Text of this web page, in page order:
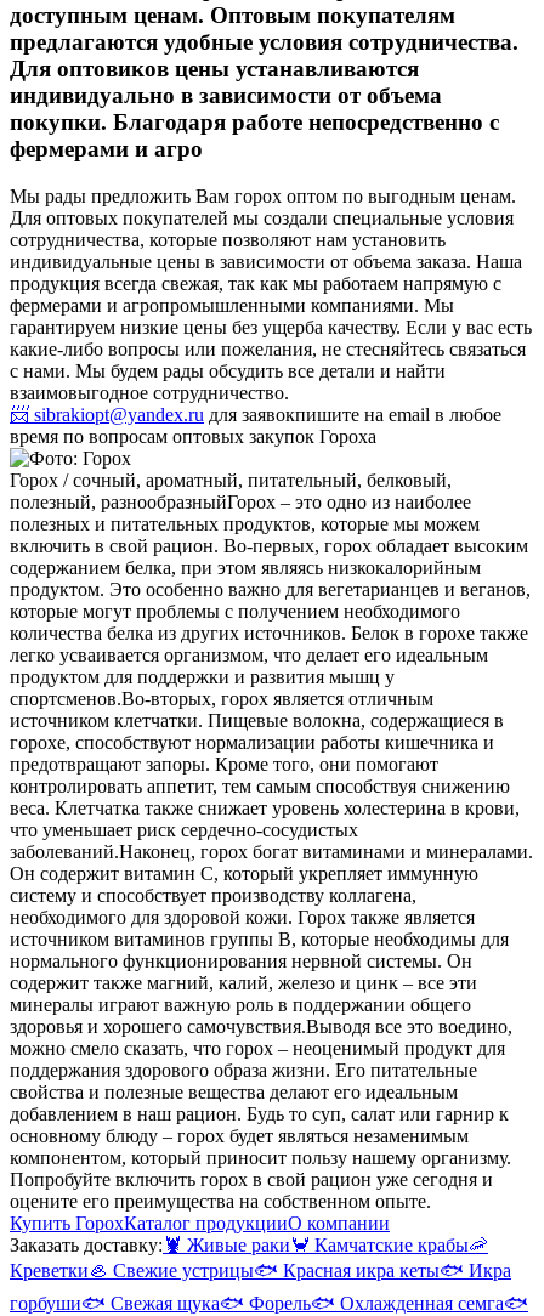
доступным ценам. Оптовым покупателям
предлагаются удобные условия сотрудничества.
Для оптовиков цены устанавливаются
индивидуально в зависимости от объема
покупки. Благодаря работе непосредственно с
фермерами и агро
Мы рады предложить Вам горох оптом по выгодным ценам.
Для оптовых покупателей мы создали специальные условия
сотрудничества, которые позволяют нам установить
индивидуальные цены в зависимости от объема заказа. Наша
продукция всегда свежая, так как мы работаем напрямую с
фермерами и агропромышленными компаниями. Мы
гарантируем низкие цены без ущерба качеству. Если у вас есть
какие-либо вопросы или пожелания, не стесняйтесь связаться
с нами. Мы будем рады обсудить все детали и найти
взаимовыгодное сотрудничество.
📨 sibrakiopt@yandex.ru для заявокпишите на email в любое
время по вопросам оптовых закупок Гороха
Горох / сочный, ароматный, питательный, белковый,
полезный, разнообразныйГорох – это одно из наиболее
полезных и питательных продуктов, которые мы можем
включить в свой рацион. Во-первых, горох обладает высоким
содержанием белка, при этом являясь низкокалорийным
продуктом. Это особенно важно для вегетарианцев и веганов,
которые могут проблемы с получением необходимого
количества белка из других источников. Белок в горохе также
легко усваивается организмом, что делает его идеальным
продуктом для поддержки и развития мышц у
спортсменов.Во-вторых, горох является отличным
источником клетчатки. Пищевые волокна, содержащиеся в
горохе, способствуют нормализации работы кишечника и
предотвращают запоры. Кроме того, они помогают
контролировать аппетит, тем самым способствуя снижению
веса. Клетчатка также снижает уровень холестерина в крови,
что уменьшает риск сердечно-сосудистых
заболеваний.Наконец, горох богат витаминами и минералами.
Он содержит витамин С, который укрепляет иммунную
систему и способствует производству коллагена,
необходимого для здоровой кожи. Горох также является
источником витаминов группы В, которые необходимы для
нормального функционирования нервной системы. Он
содержит также магний, калий, железо и цинк – все эти
минералы играют важную роль в поддержании общего
здоровья и хорошего самочувствия.Выводя все это воедино,
можно смело сказать, что горох – неоценимый продукт для
поддержания здорового образа жизни. Его питательные
свойства и полезные вещества делают его идеальным
добавлением в наш рацион. Будь то суп, салат или гарнир к
основному блюду – горох будет являться незаменимым
компонентом, который приносит пользу нашему организму.
Попробуйте включить горох в свой рацион уже сегодня и
оцените его преимущества на собственном опыте.
Купить ГорохКаталог продукцииО компании
Заказать доставку: 🦞 Живые раки🦀 Камчатские крабы🦐
Креветки🦪 Свежие устрицы🐟 Красная икра кеты🐟 Икра
горбуши🐟 Свежая щука🐟 Форель🐟 Охлажденная семга🐟